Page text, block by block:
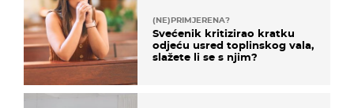
(NE)PRIMJERENA?
Svećenik kritizirao kratku
odjeću usred toplinskog vala,
slažete li se s njim?